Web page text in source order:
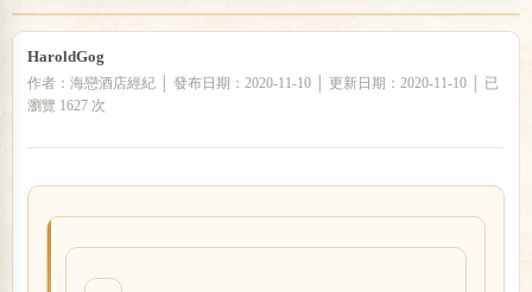
HaroldGog
作者：海戀酒店經紀 │ 發布日期：2020-11-10 │ 更新日期：2020-11-10 │ 已
瀏覽 1627 次